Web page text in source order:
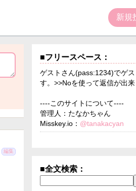
新規
編集
■フリースペース：
ゲストさん(pass:1234)でゲ
す。>>Noを使って返信が出来
----このサイトについて----
管理人：たなかちゃん
Misskey.io： @tanakacyan
■全文検索：